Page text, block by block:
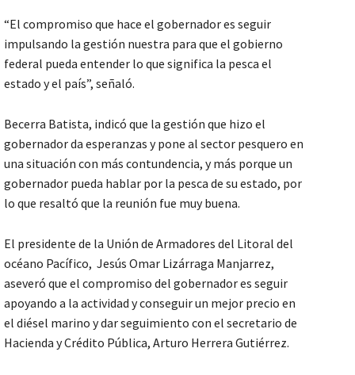
“El compromiso que hace el gobernador es seguir
impulsando la gestión nuestra para que el gobierno
federal pueda entender lo que significa la pesca el
estado y el país”, señaló.
Becerra Batista, indicó que la gestión que hizo el
gobernador da esperanzas y pone al sector pesquero en
una situación con más contundencia, y más porque un
gobernador pueda hablar por la pesca de su estado, por
lo que resaltó que la reunión fue muy buena.
El presidente de la Unión de Armadores del Litoral del
océano Pacífico, Jesús Omar Lizárraga Manjarrez,
aseveró que el compromiso del gobernador es seguir
apoyando a la actividad y conseguir un mejor precio en
el diésel marino y dar seguimiento con el secretario de
Hacienda y Crédito Pública, Arturo Herrera Gutiérrez.